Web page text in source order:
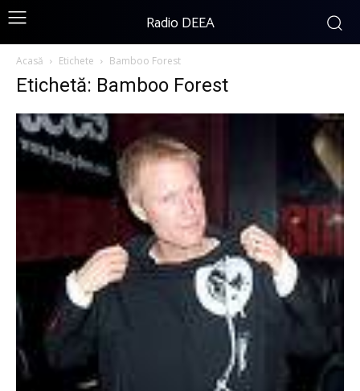
Radio DEEA
Acasă Etichete Bamboo Forest
Etichetă: Bamboo Forest